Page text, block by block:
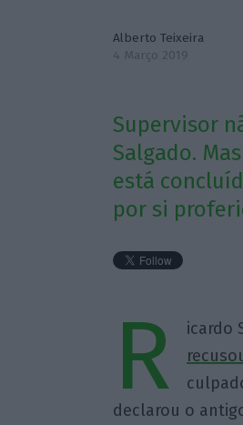
Alberto Teixeira
4 Março 2019
Supervisor
Salgado.
está
por si
R icardo
declarou o